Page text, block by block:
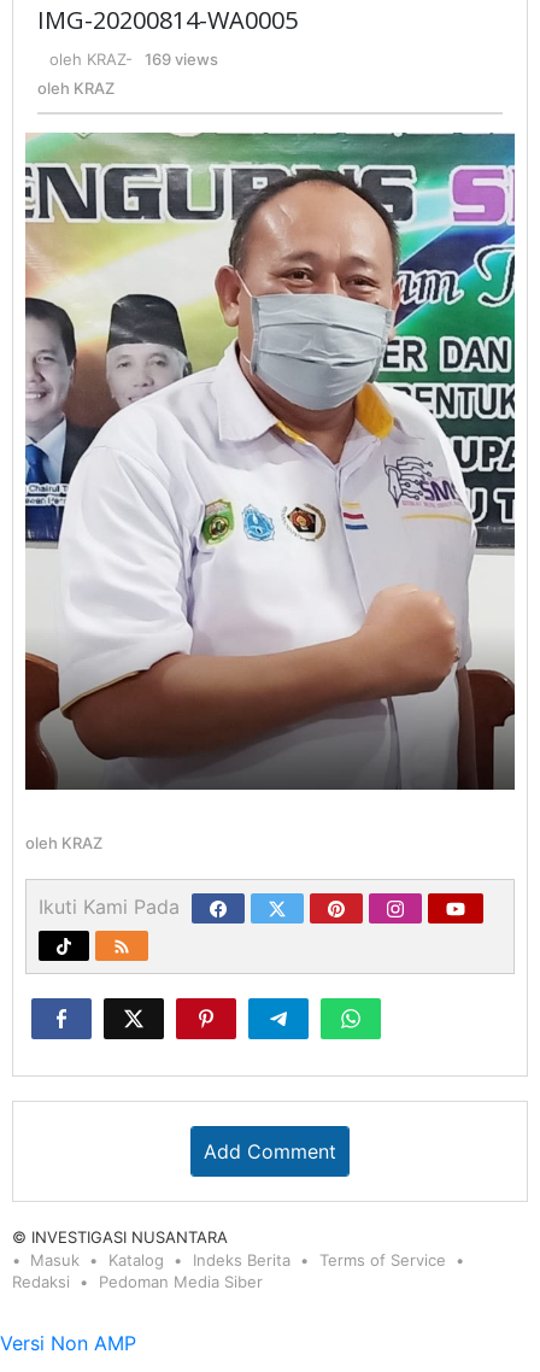
IMG-20200814-WA0005
oleh KRAZ-
169 views
oleh KRAZ
oleh KRAZ
Ikuti Kami Pada
Add Comment
© INVESTIGASI NUSANTARA
Masuk
Katalog Indeks Berita
Terms of Service
Redaksi
Pedoman Media Siber
Versi Non AMP